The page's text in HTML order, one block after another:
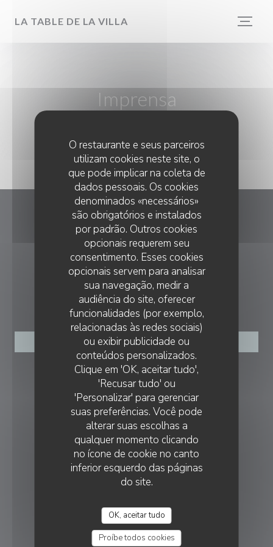
O restaurante e seus parceiros
utilizam cookies neste site, o
que pode implicar na coleta de
dados pessoais. Os cookies
denominados «necessários»
são obrigatórios e instalados
por padrão. Outros cookies
opcionais requerem seu
consentimento. Esses cookies
opcionais servem para analisar
sua navegação, medir a
audiência do site, oferecer
funcionalidades (por exemplo,
relacionadas às redes sociais)
ou exibir publicidade ou
conteúdos personalizados.
Clique em 'OK, aceitar tudo',
'Recusar tudo' ou
'Personalizar' para gerenciar
suas preferências. Você pode
alterar suas escolhas a
qualquer momento clicando
no ícone de cookie no canto
inferior esquerdo das páginas
do site.
OK, aceitar tudo
Proíbe todos cookies
LA TABLE DE LA VILLA
Imprensa
La Table de la Villa
1 PLACE PIERRE SÉMARD 76470 LE TRÉPORT
02 35 86 02 22
RESERVA
RESERVAR UMA MESA
SIGA-NOS
Facebook ((abre numa nova janela))
Instagram ((abre numa nova
NEWSLETTER
PRÉMIOS
LA TABLE DE LA VILLA